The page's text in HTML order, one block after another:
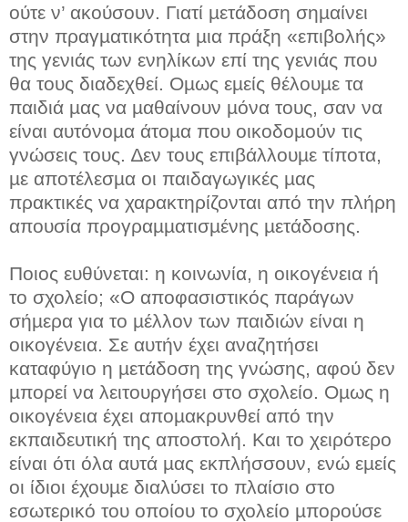
ούτε ν’ ακούσουν. Γιατί µετάδοση σηµαίνει
στην πραγµατικότητα µια πράξη «επιβολής»
της γενιάς των ενηλίκων επί της γενιάς που
θα τους διαδεχθεί. Οµως εµείς θέλουµε τα
παιδιά µας να µαθαίνουν µόνα τους, σαν να
είναι αυτόνοµα άτοµα που οικοδοµούν τις
γνώσεις τους. ∆εν τους επιβάλλουµε τίποτα,
µε αποτέλεσµα οι παιδαγωγικές µας
πρακτικές να χαρακτηρίζονται από την πλήρη
απουσία προγραµµατισµένης µετάδοσης.
Ποιος ευθύνεται: η κοινωνία, η οικογένεια ή
το σχολείο; «Ο αποφασιστικός παράγων
σήµερα για το µέλλον των παιδιών είναι η
οικογένεια. Σε αυτήν έχει αναζητήσει
καταφύγιο η µετάδοση της γνώσης, αφού δεν
µπορεί να λειτουργήσει στο σχολείο. Οµως η
οικογένεια έχει αποµακρυνθεί από την
εκπαιδευτική της αποστολή. Και το χειρότερο
είναι ότι όλα αυτά µας εκπλήσσουν, ενώ εµείς
οι ίδιοι έχουµε διαλύσει το πλαίσιο στο
εσωτερικό του οποίου το σχολείο µπορούσε